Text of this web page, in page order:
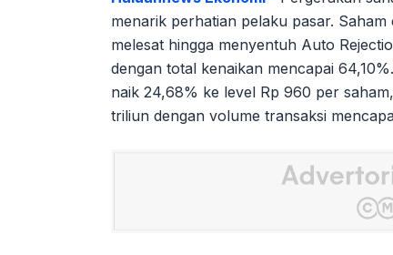
menarik perhatian pelaku pasar.
melesat hingga menyentuh Auto
dengan total kenaikan mencapai
naik 24,68% ke level Rp 960 per
triliun dengan volume transaksi